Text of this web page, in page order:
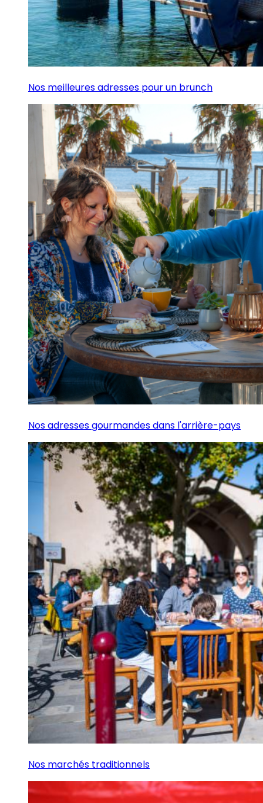
Nos meilleures adresses pour un brunch
Nos adresses gourmandes dans l'arrière-pays
Nos marchés traditionnels